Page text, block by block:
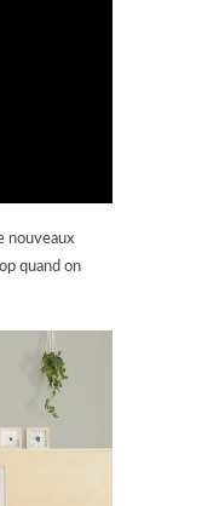
nouveaux
quand on